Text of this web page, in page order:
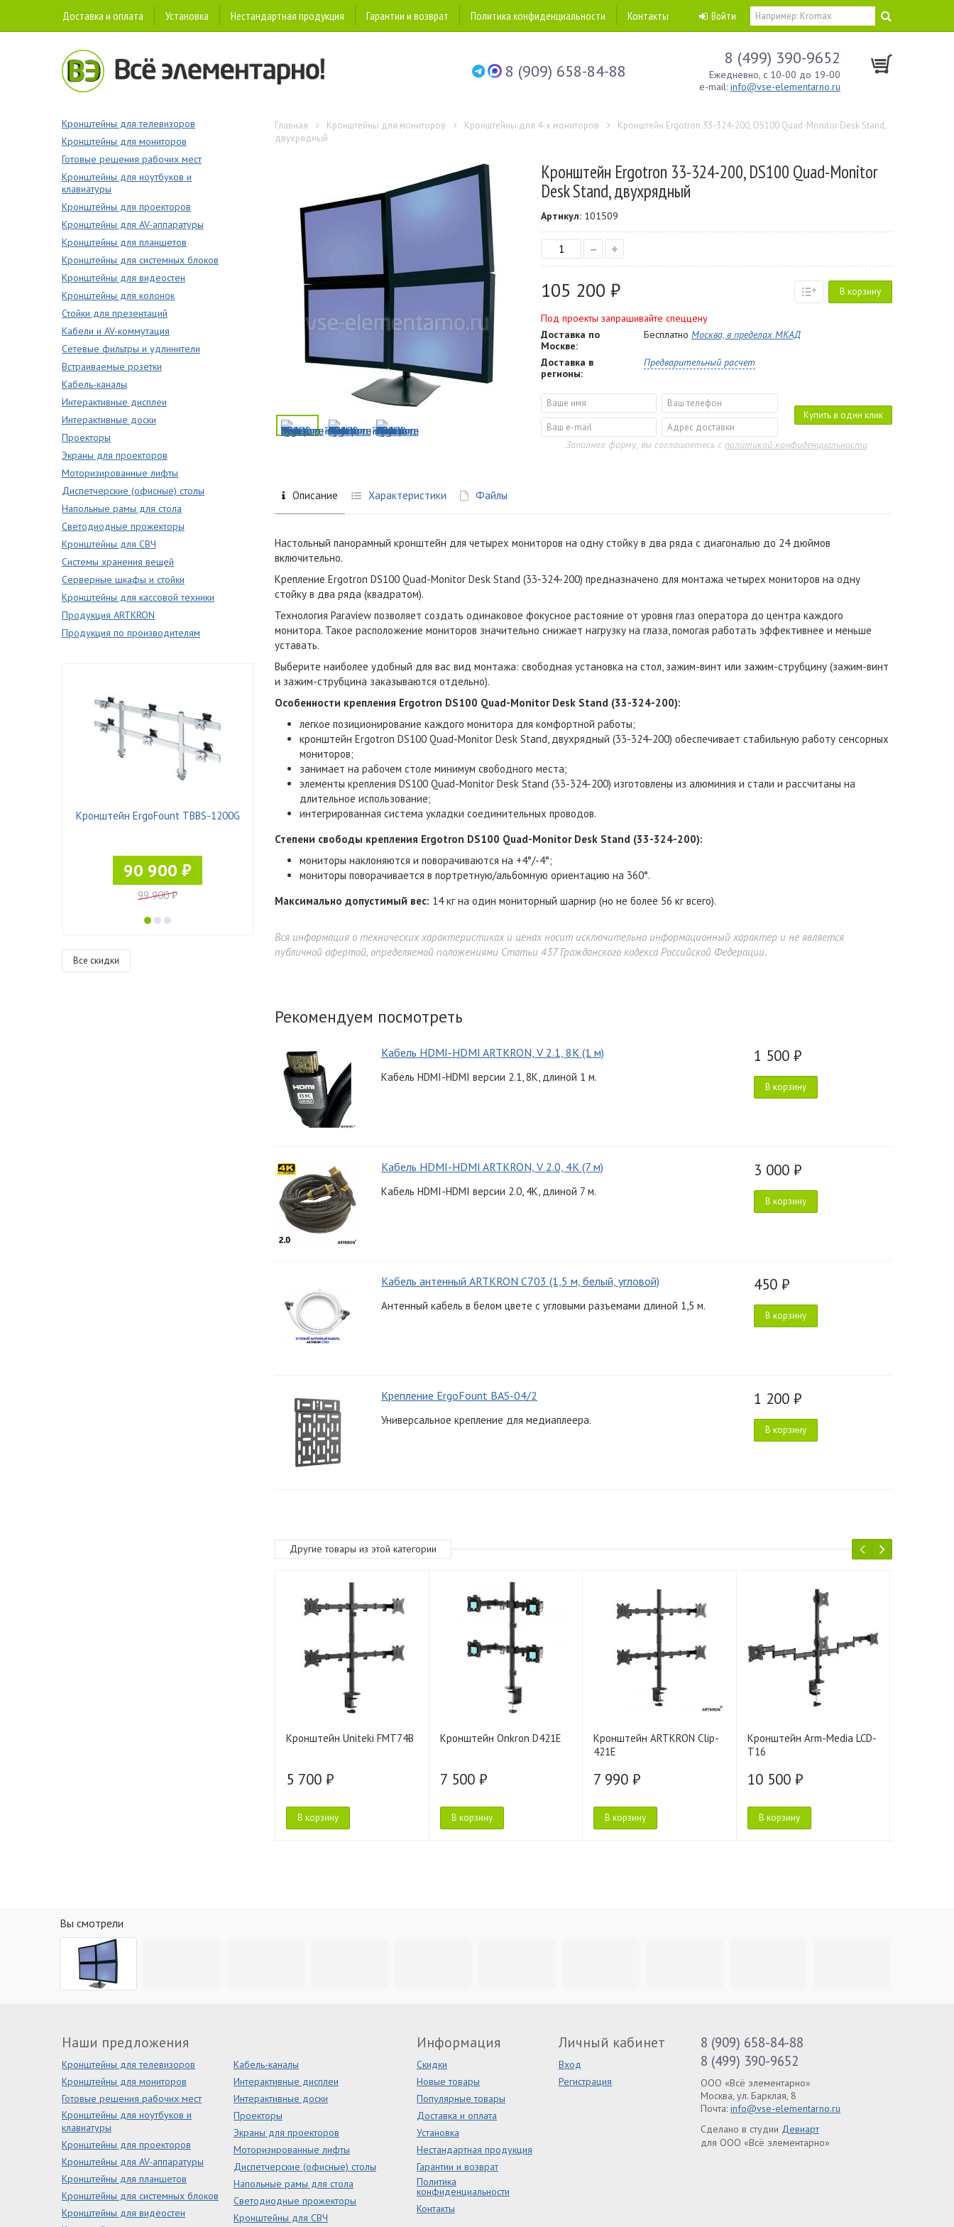
Доставка и оплата Установка Нестандартная продукция Гарантии и возврат Политика конфиденциальности Контакты Войти
8 (909) 658-84-88
8 (499) 390-9652
Ежедневно, с 10-00 до 19-00
e-mail: info@vse-elementarno.ru
Кронштейны для телевизоров
Кронштейны для мониторов
Готовые решения рабочих мест
Кронштейны для ноутбуков и
клавиатуры
Кронштейны для проекторов
Кронштейны для AV-аппаратуры
Кронштейны для планшетов
Кронштейны для системных блоков
Кронштейны для видеостен
Кронштейны для колонок
Стойки для презентаций
Кабели и AV-коммутация
Сетевые фильтры и удлинители
Встраиваемые розетки
Кабель-каналы
Интерактивные дисплеи
Интерактивные доски
Проекторы
Экраны для проекторов
Моторизированные лифты
Диспетчерские (офисные) столы
Напольные рамы для стола
Светодиодные прожекторы
Кронштейны для СВЧ
Системы хранения вещей
Серверные шкафы и стойки
Кронштейны для кассовой техники
Продукция ARTKRON
Продукция по производителям
Кронштейн ErgoFount TBBS-1200G
90 900 ₽
99 900 ₽
Все скидки
Главная Кронштейны для мониторов Кронштейны для 4-х мониторов
Кронштейн Ergotron 33-324-200, DS100 Quad-Monitor Desk Stand,
двухрядный
Кронштейн Ergotron 33-324-200, DS100 Quad-Monitor
Desk Stand, двухрядный
Артикул: 101509
– +
105 200 ₽ В корзину
Под проекты запрашивайте спеццену
Доставка по
Москве:
Бесплатно Москва, в пределах МКАД
Доставка в
регионы:
Предварительный расчет
Купить в один клик
Заполняя форму, вы соглашаетесь с политикой конфиденциальности
Описание Характеристики Файлы
Настольный панорамный кронштейн для четырех мониторов на одну стойку в два ряда с диагональю до 24 дюймов
включительно.
Крепление Ergotron DS100 Quad-Monitor Desk Stand (33-324-200) предназначено для монтажа четырех мониторов на одну
стойку в два ряда (квадратом).
Технология Paraview позволяет создать одинаковое фокусное растояние от уровня глаз оператора до центра каждого
монитора. Такое расположение мониторов значительно снижает нагрузку на глаза, помогая работать эффективнее и меньше
уставать.
Выберите наиболее удобный для вас вид монтажа: свободная установка на стол, зажим-винт или зажим-струбцину (зажим-винт
и зажим-струбцина заказываются отдельно).
Особенности крепления Ergotron DS100 Quad-Monitor Desk Stand (33-324-200):
легкое позиционирование каждого монитора для комфортной работы;
кронштейн Ergotron DS100 Quad-Monitor Desk Stand, двухрядный (33-324-200) обеспечивает стабильную работу сенсорных
мониторов;
занимает на рабочем столе минимум свободного места;
элементы крепления DS100 Quad-Monitor Desk Stand (33-324-200) изготовлены из алюминия и стали и рассчитаны на
длительное использование;
интегрированная система укладки соединительных проводов.
Степени свободы крепления Ergotron DS100 Quad-Monitor Desk Stand (33-324-200):
мониторы наклоняются и поворачиваются на +4°/-4°;
мониторы поворачивается в портретную/альбомную ориентацию на 360°.
Максимально допустимый вес: 14 кг на один мониторный шарнир (но не более 56 кг всего).
Вся информация о технических характеристиках и ценах носит исключительно информационный характер и не является
публичной офертой, определяемой положениями Статьи 437 Гражданского кодекса Российской Федерации.
Рекомендуем посмотреть
Кабель HDMI-HDMI ARTKRON, V 2.1, 8K (1 м)
Кабель HDMI-HDMI версии 2.1, 8K, длиной 1 м.
1 500 ₽
В корзину
Кабель HDMI-HDMI ARTKRON, V 2.0, 4K (7 м)
Кабель HDMI-HDMI версии 2.0, 4K, длиной 7 м.
3 000 ₽
В корзину
Кабель антенный ARTKRON C703 (1,5 м, белый, угловой)
Антенный кабель в белом цвете с угловыми разъемами длиной 1,5 м.
450 ₽
В корзину
Крепление ErgoFount BAS-04/2
Универсальное крепление для медиаплеера.
1 200 ₽
В корзину
Другие товары из этой категории
Кронштейн Uniteki FMT74B
5 700 ₽
В корзину
Кронштейн Onkron D421E
7 500 ₽
В корзину
Кронштейн ARTKRON Clip-
421E
7 990 ₽
В корзину
Кронштейн Arm-Media LCD-
T16
10 500 ₽
В корзину
Вы смотрели
Наши предложения
Кронштейны для телевизоров
Кронштейны для мониторов
Готовые решения рабочих мест
Кронштейны для ноутбуков и
клавиатуры
Кронштейны для проекторов
Кронштейны для AV-аппаратуры
Кронштейны для планшетов
Кронштейны для системных блоков
Кронштейны для видеостен
Кабель-каналы
Интерактивные дисплеи
Интерактивные доски
Проекторы
Экраны для проекторов
Моторизированные лифты
Диспетчерские (офисные) столы
Напольные рамы для стола
Светодиодные прожекторы
Кронштейны для СВЧ
Информация
Скидки
Новые товары
Популярные товары
Доставка и оплата
Установка
Нестандартная продукция
Гарантии и возврат
Политика
конфиденциальности
Контакты
Личный кабинет
Вход
Регистрация
8 (909) 658-84-88
8 (499) 390-9652
ООО «Всё элементарно»
Москва, ул. Барклая, 8
Почта: info@vse-elementarno.ru
Сделано в студии Девиарт
для ООО «Всё элементарно»